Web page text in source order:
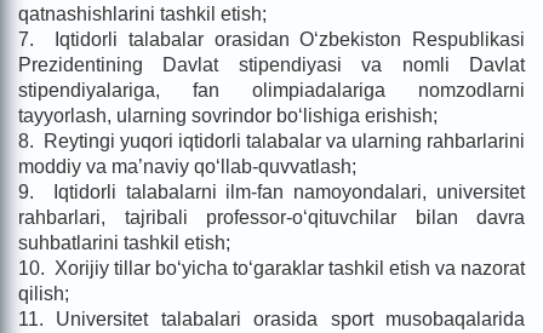
qatnashishlarini tashkil etish;
7. Iqtidorli talabalar orasidan O‘zbekiston Respublikasi
Prezidentining Davlat stipendiyasi va nomli Davlat
stipendiyalariga, fan olimpiadalariga nomzodlarni
tayyorlash, ularning sovrindor bo‘lishiga erishish;
8. Reytingi yuqori iqtidorli talabalar va ularning rahbarlarini
moddiy va ma’naviy qo‘llab-quvvatlash;
9. Iqtidorli talabalarni ilm-fan namoyondalari, universitet
rahbarlari, tajribali professor-o‘qituvchilar bilan davra
suhbatlarini tashkil etish;
10. Xorijiy tillar bo‘yicha to‘garaklar tashkil etish va nazorat
qilish;
11. Universitet talabalari orasida sport musobaqalarida